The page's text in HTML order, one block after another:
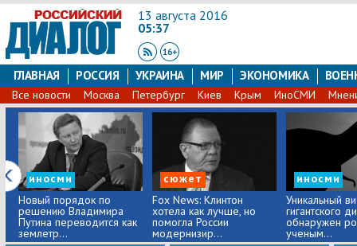
13 августа 2016
05:37
ГЛАВНАЯ РОССИЯ УКРАИНА МИР ЭКОНОМИКА
Все новости Москва Петербург Киев Крым ИноСМИ
иносми
Новый порядок по
решению Владимира
Путина переводится как
землетр...
сюжет
Fox News: Клинтон
хотела как лучше, но
помогла России
модернизир...
иносми
Уникальный
гигантского
обнаружен
ученым...